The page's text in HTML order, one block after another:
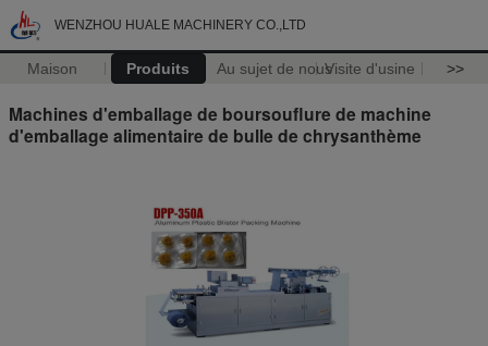
WENZHOU HUALE MACHINERY CO.,LTD
Maison Produits Au sujet de nousVisite d'usine >>
Machines d'emballage de boursouflure de machine
d'emballage alimentaire de bulle de chrysanthème